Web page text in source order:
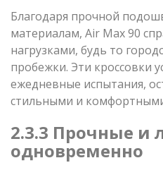
Благодаря прочной
материалам, Air Max 90
нагрузками, будь то
пробежки. Эти кроссовки
ежедневные испытания,
стильными и
2.3.3 Прочные и
одновременно